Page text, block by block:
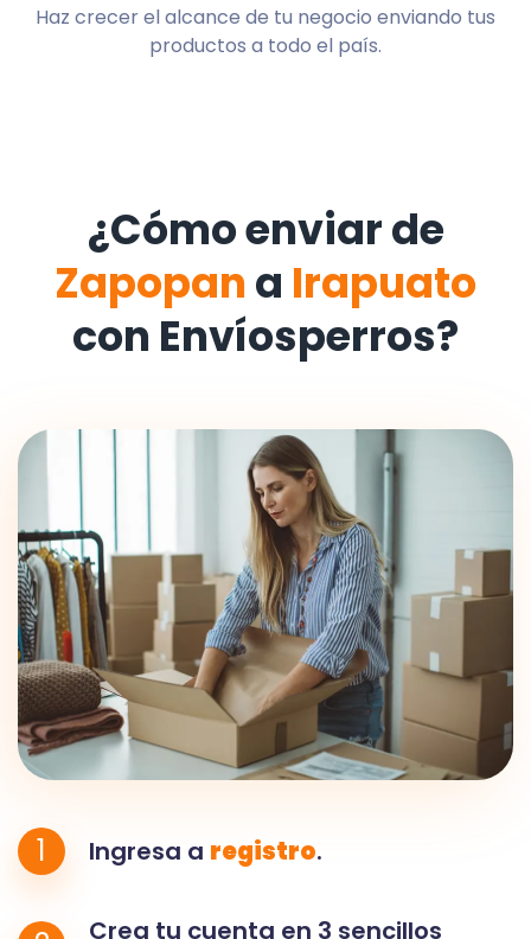
Haz crecer el alcance de tu negocio enviando tus
productos a todo el país.
¿Cómo enviar de
Zapopan a Irapuato
con Envíosperros?
1 Ingresa a registro.
Crea tu cuenta en 3 sencillos